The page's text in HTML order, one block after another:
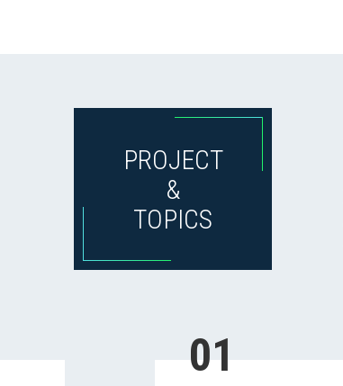
PROJECT
&
TOPICS
01